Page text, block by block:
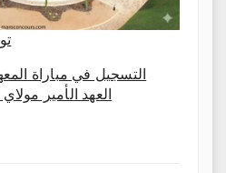
التسجيل في مباراة
العهد الأمير مولاي الحسن